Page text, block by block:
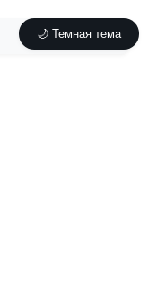
🌙 Темная тема